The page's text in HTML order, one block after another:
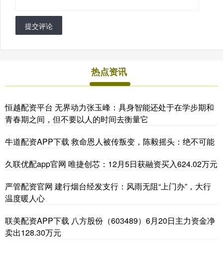
提交评论
热点资讯
恒越配资平台 无界动力张玉峰：具身智能还处于在学步期和
青春期之间，但不要以人的时间去衡量它
牛道配资APP下载 救命恩人被传叛变，陈毅摇头：绝不可能
久联优配app官网 唯捷创芯：12月5日获融资买入624.02万元
严管配资官网 建行烟台经发支行：风雨无阻“上门办”，大行
温度暖人心
联美配资APP下载 八方股份（603489）6月20日主力资金净
卖出128.30万元